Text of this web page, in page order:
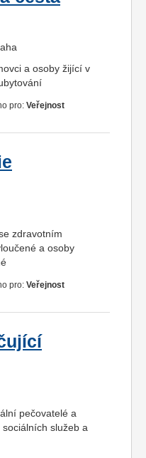
a osoby žijící v
pro: Veřejnost
zdravotním
a osoby
pro: Veřejnost
pečovatelé a
služeb a